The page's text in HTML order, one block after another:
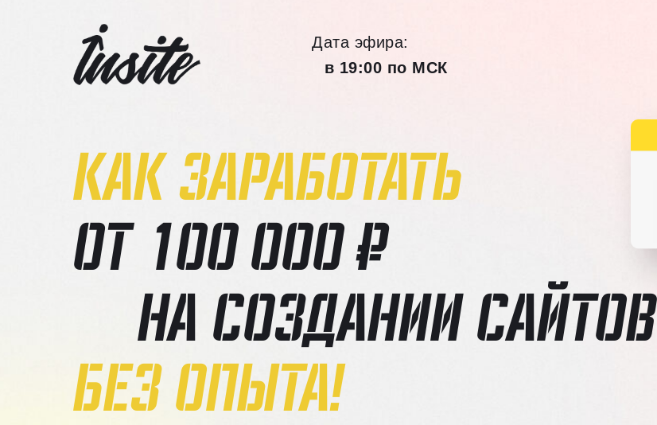
Дата эфира:
в 19:00 по МСК
КАК ЗАРАБОТАТЬ
ОТ 100 000 ₽
НА СОЗДАНИИ САЙТОВ
БЕЗ ОПЫТА!